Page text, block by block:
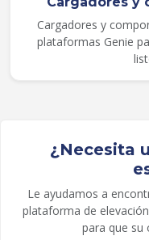
Cargadores y
plataformas Genie
¿Necesita
Le ayudamos a
plataforma de
para que su